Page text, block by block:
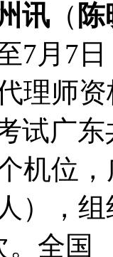
讯 （
7月7
理师
试广
机位
），
。全国